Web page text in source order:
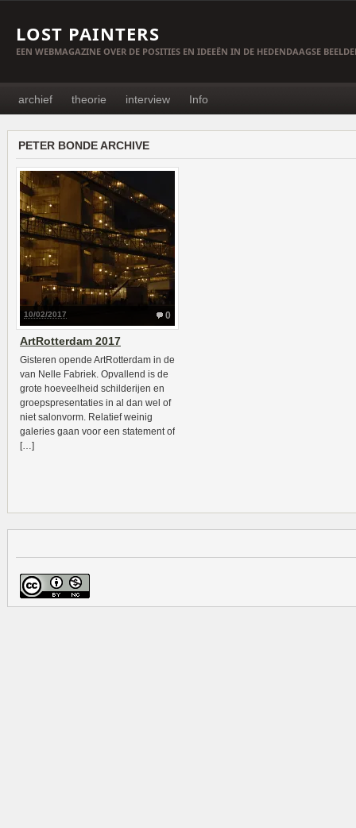
LOST PAINTERS
EEN WEBMAGAZINE OVER DE POSITIES EN IDEEËN IN DE HEDENDAAGSE
archief theorie interview Info
PETER BONDE ARCHIVE
0
10/02/2017
ArtRotterdam 2017
Gisteren opende ArtRotterdam in de
van Nelle Fabriek. Opvallend is de
grote hoeveelheid schilderijen en
groepspresentaties in al dan wel of
niet salonvorm. Relatief weinig
galeries gaan voor een statement of
[…]